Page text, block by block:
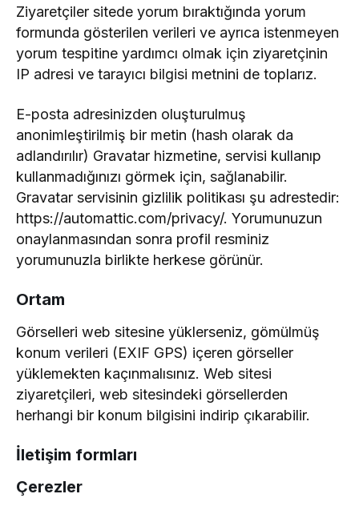
Ziyaretçiler sitede yorum bıraktığında yorum
formunda gösterilen verileri ve ayrıca istenmeyen
yorum tespitine yardımcı olmak için ziyaretçinin
IP adresi ve tarayıcı bilgisi metnini de toplarız.
E-posta adresinizden oluşturulmuş
anonimleştirilmiş bir metin (hash olarak da
adlandırılır) Gravatar hizmetine, servisi kullanıp
kullanmadığınızı görmek için, sağlanabilir.
Gravatar servisinin gizlilik politikası şu adrestedir:
https://automattic.com/privacy/. Yorumunuzun
onaylanmasından sonra profil resminiz
yorumunuzla birlikte herkese görünür.
Ortam
Görselleri web sitesine yüklerseniz, gömülmüş
konum verileri (EXIF GPS) içeren görseller
yüklemekten kaçınmalısınız. Web sitesi
ziyaretçileri, web sitesindeki görsellerden
herhangi bir konum bilgisini indirip çıkarabilir.
İletişim formları
Çerezler